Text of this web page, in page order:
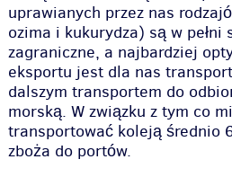
uprawianych przez nas
ozima i kukurydza) są w pełni
zagraniczne, a najbardziej
eksportu jest dla nas
dalszym transportem do
morską. W związku z tym co
transportować koleją średnio
zboża do portów.